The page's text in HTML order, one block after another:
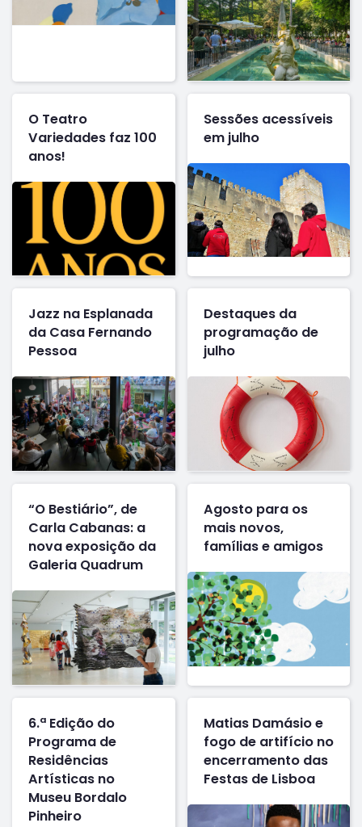
O Teatro
Variedades faz 100
anos!
Sessões acessíveis
em julho
Jazz na Esplanada
da Casa Fernando
Pessoa
Destaques da
programação de
julho
“O Bestiário”, de
Carla Cabanas: a
nova exposição da
Galeria Quadrum
Agosto para os
mais novos,
famílias e amigos
6.ª Edição do
Programa de
Residências
Artísticas no
Museu Bordalo
Pinheiro
Matias Damásio e
fogo de artifício no
encerramento das
Festas de Lisboa